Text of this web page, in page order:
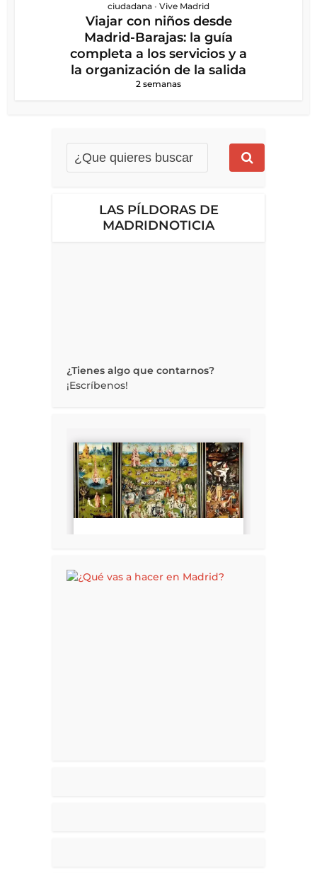
ciudadana • Vive Madrid
Viajar con niños desde
Madrid-Barajas: la guía
completa a los servicios y a
la organización de la salida
2 semanas
LAS PÍLDORAS DE
MADRIDNOTICIA
¿Tienes algo que contarnos?
¡Escríbenos!